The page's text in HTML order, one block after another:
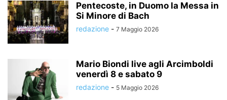
Pentecoste, in Duomo la Messa in
Si Minore di Bach
redazione - 7 Maggio 2026
Mario Biondi live agli Arcimboldi
venerdì 8 e sabato 9
redazione - 5 Maggio 2026